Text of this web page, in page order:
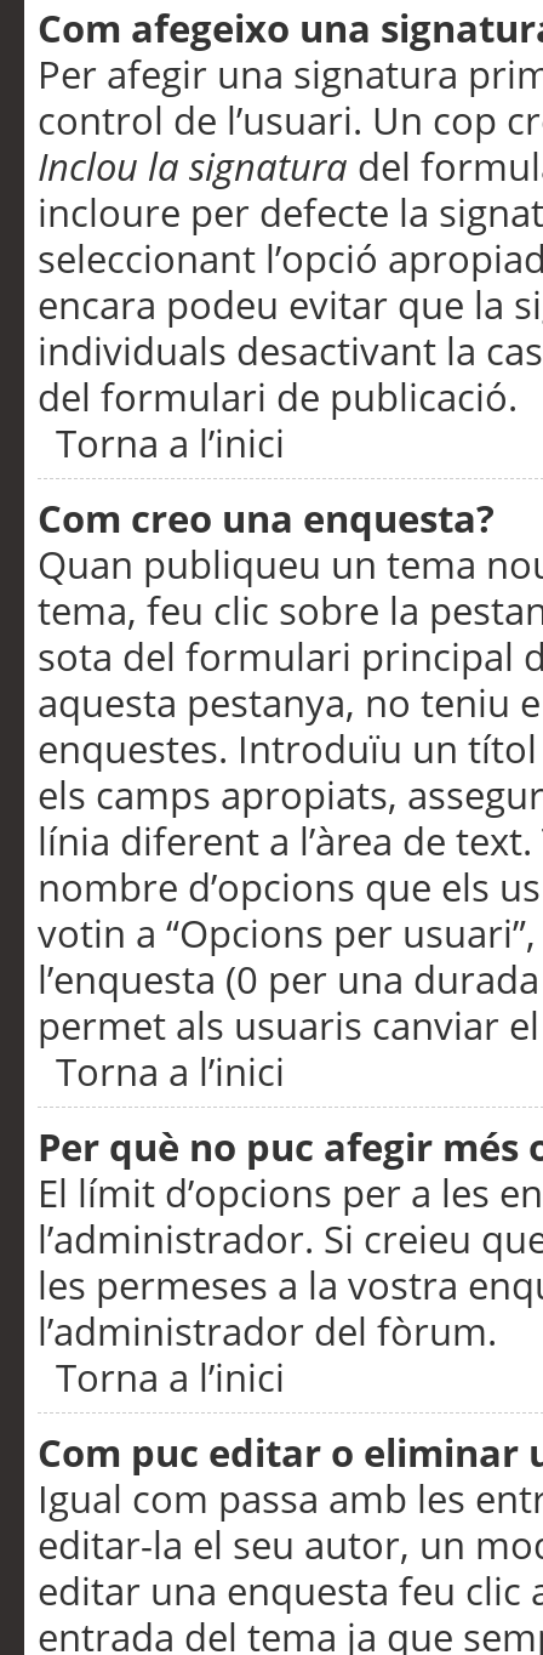
Com afegeixo una
Per afegir una signatura
control de l’usuari. Un cop
Inclou la signatura del
incloure per defecte la
seleccionant l’opció
encara podeu evitar que la
individuals desactivant la
del formulari de publicació.
Torna a l’inici
Com creo una enquesta?
Quan publiqueu un tema
tema, feu clic sobre la
sota del formulari principal
aquesta pestanya, no teniu
enquestes. Introduïu un
els camps apropiats,
línia diferent a l’àrea de
nombre d’opcions que els
votin a “Opcions per
l’enquesta (0 per una
permet als usuaris canviar
Torna a l’inici
Per què no puc afegir més
El límit d’opcions per a les
l’administrador. Si creieu
les permeses a la vostra
l’administrador del fòrum.
Torna a l’inici
Com puc editar o eliminar
Igual com passa amb les
editar-la el seu autor, un
editar una enquesta feu clic
entrada del tema ja que